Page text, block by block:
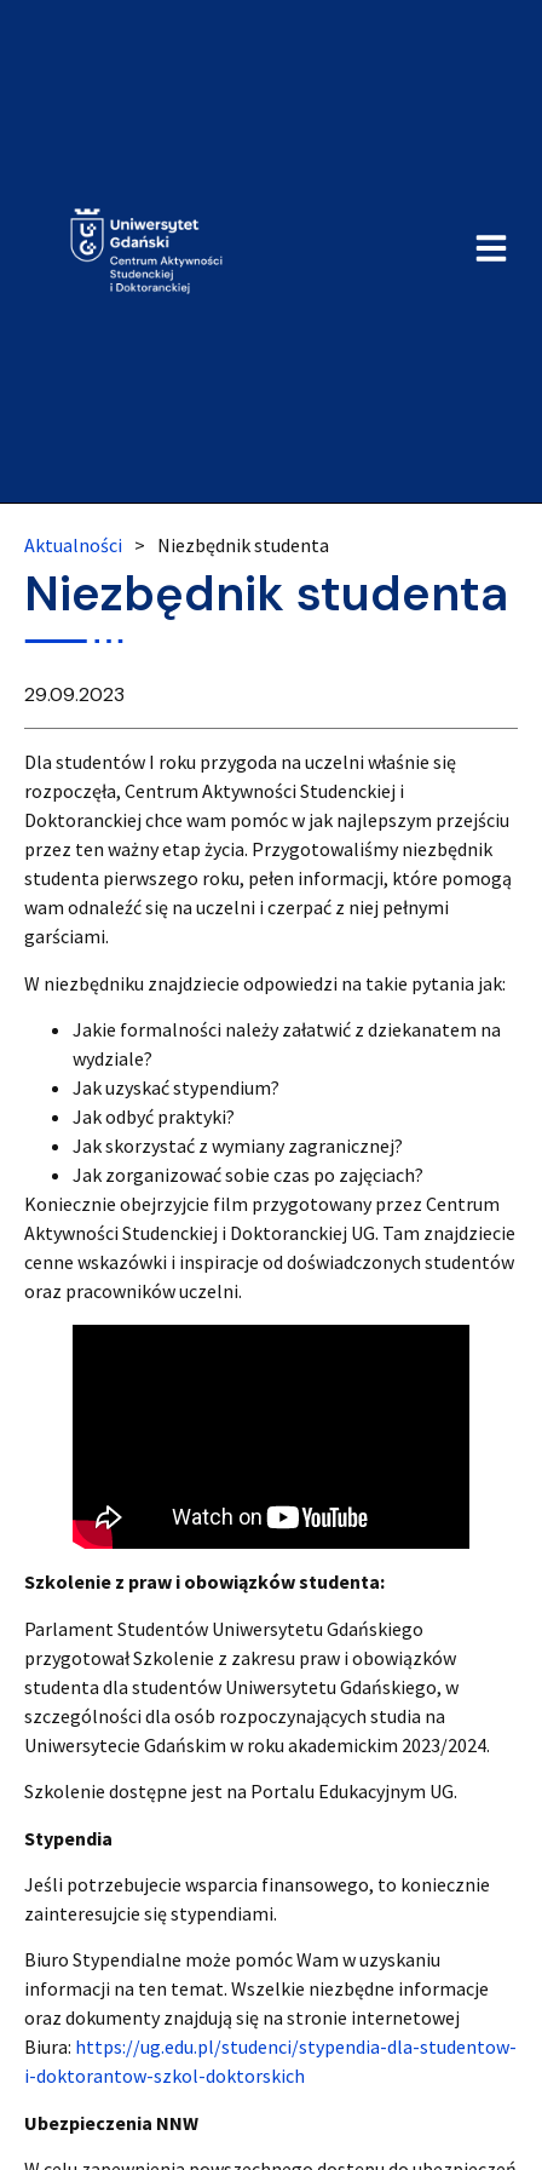
Aktualności > Niezbędnik studenta
Niezbędnik studenta
29.09.2023
Dla studentów I roku przygoda na uczelni właśnie się
rozpoczęła, Centrum Aktywności Studenckiej i
Doktoranckiej chce wam pomóc w jak najlepszym przejściu
przez ten ważny etap życia. Przygotowaliśmy niezbędnik
studenta pierwszego roku, pełen informacji, które pomogą
wam odnaleźć się na uczelni i czerpać z niej pełnymi
garściami.
W niezbędniku znajdziecie odpowiedzi na takie pytania jak:
Jakie formalności należy załatwić z dziekanatem na
wydziale?
Jak uzyskać stypendium?
Jak odbyć praktyki?
Jak skorzystać z wymiany zagranicznej?
Jak zorganizować sobie czas po zajęciach?
Koniecznie obejrzyjcie film przygotowany przez Centrum
Aktywności Studenckiej i Doktoranckiej UG. Tam znajdziecie
cenne wskazówki i inspiracje od doświadczonych studentów
oraz pracowników uczelni.
Szkolenie z praw i obowiązków studenta:
Parlament Studentów Uniwersytetu Gdańskiego
przygotował Szkolenie z zakresu praw i obowiązków
studenta dla studentów Uniwersytetu Gdańskiego, w
szczególności dla osób rozpoczynających studia na
Uniwersytecie Gdańskim w roku akademickim 2023/2024.
Szkolenie dostępne jest na Portalu Edukacyjnym UG.
Stypendia
Jeśli potrzebujecie wsparcia finansowego, to koniecznie
zainteresujcie się stypendiami.
Biuro Stypendialne może pomóc Wam w uzyskaniu
informacji na ten temat. Wszelkie niezbędne informacje
oraz dokumenty znajdują się na stronie internetowej
Biura: https://ug.edu.pl/studenci/stypendia-dla-studentow-
i-doktorantow-szkol-doktorskich
Ubezpieczenia NNW